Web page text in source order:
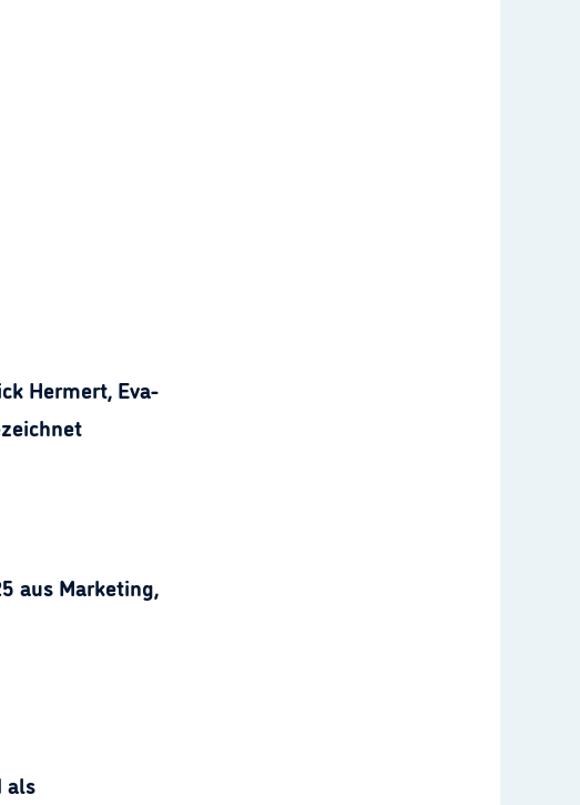
Hermert, Eva-
aus Marketing,
als